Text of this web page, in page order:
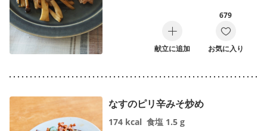
献立に追加
679
お気に入り
なすのピリ辛みそ炒め
174 kcal 食塩 1.5 g